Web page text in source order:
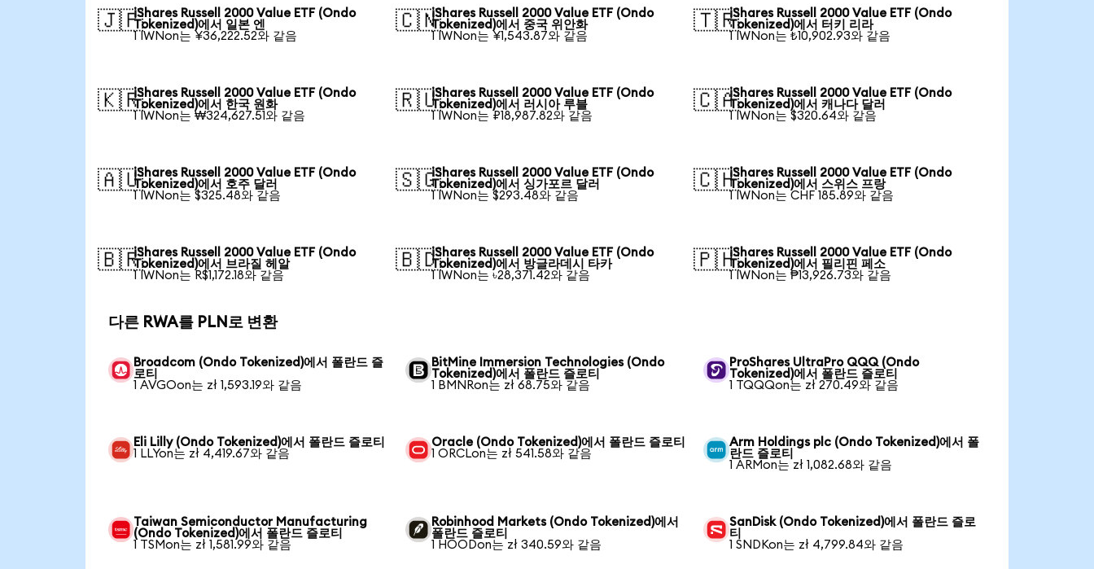
🇯🇵iShares Russell 2000 Value ETF (Ondo
Tokenized)에서 일본 엔
1 IWNon는 ¥36,222.52와 같음
🇨🇳iShares Russell 2000 Value ETF (Ondo
Tokenized)에서 중국 위안화
1 IWNon는 ¥1,543.87와 같음
🇹🇷iShares Russell 2000 Value ETF (Ondo
Tokenized)에서 터키 리라
1 IWNon는 ₺10,902.93와 같음
🇰🇷iShares Russell 2000 Value ETF (Ondo
Tokenized)에서 한국 원화
1 IWNon는 ₩324,627.51와 같음
🇷🇺iShares Russell 2000 Value ETF (Ondo
Tokenized)에서 러시아 루블
1 IWNon는 ₽18,987.82와 같음
🇨🇦iShares Russell 2000 Value ETF (Ondo
Tokenized)에서 캐나다 달러
1 IWNon는 $320.64와 같음
🇦🇺iShares Russell 2000 Value ETF (Ondo
Tokenized)에서 호주 달러
1 IWNon는 $325.48와 같음
🇸🇬iShares Russell 2000 Value ETF (Ondo
Tokenized)에서 싱가포르 달러
1 IWNon는 $293.48와 같음
🇨🇭iShares Russell 2000 Value ETF (Ondo
Tokenized)에서 스위스 프랑
1 IWNon는 CHF 185.89와 같음
🇧🇷iShares Russell 2000 Value ETF (Ondo
Tokenized)에서 브라질 헤알
1 IWNon는 R$1,172.18와 같음
🇧🇩iShares Russell 2000 Value ETF (Ondo
Tokenized)에서 방글라데시 타카
1 IWNon는 ৳28,371.42와 같음
🇵🇭iShares Russell 2000 Value ETF (Ondo
Tokenized)에서 필리핀 페소
1 IWNon는 ₱13,926.73와 같음
다른 RWA를 PLN로 변환
Broadcom (Ondo Tokenized)에서 폴란드 즐
로티
1 AVGOon는 zł 1,593.19와 같음
BitMine Immersion Technologies (Ondo
Tokenized)에서 폴란드 즐로티
1 BMNRon는 zł 68.75와 같음
ProShares UltraPro QQQ (Ondo
Tokenized)에서 폴란드 즐로티
1 TQQQon는 zł 270.49와 같음
Eli Lilly (Ondo Tokenized)에서 폴란드 즐로티
1 LLYon는 zł 4,419.67와 같음
Oracle (Ondo Tokenized)에서 폴란드 즐로티
1 ORCLon는 zł 541.58와 같음
Arm Holdings plc (Ondo Tokenized)에서 폴
란드 즐로티
1 ARMon는 zł 1,082.68와 같음
Taiwan Semiconductor Manufacturing
(Ondo Tokenized)에서 폴란드 즐로티
1 TSMon는 zł 1,581.99와 같음
Robinhood Markets (Ondo Tokenized)에서
폴란드 즐로티
1 HOODon는 zł 340.59와 같음
SanDisk (Ondo Tokenized)에서 폴란드 즐로
티
1 SNDKon는 zł 4,799.84와 같음